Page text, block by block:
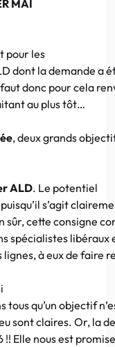
MAI
pour les
dont la demande a
donc pour cela
au plus tôt…
, deux grands
ALD. Le potentiel
s’agit
sûr, cette consigne
spécialistes libéraux
à eux de faire
tous qu’un objectif
sont claires. Or, la
Elle nous est